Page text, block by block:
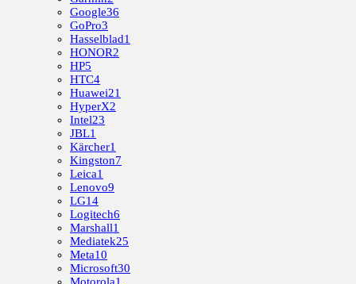
Google36
GoPro3
Hasselblad1
HONOR2
HP5
HTC4
Huawei21
HyperX2
Intel23
JBL1
Kärcher1
Kingston7
Leica1
Lenovo9
LG14
Logitech6
Marshall1
Mediatek25
Meta10
Microsoft30